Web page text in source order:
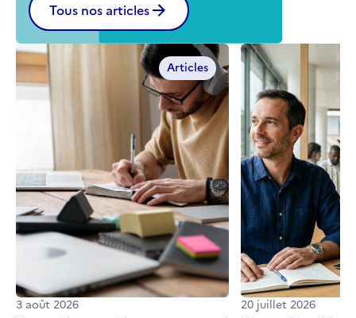
Tous nos articles
Articles
3 août 2026 20 juillet 2026